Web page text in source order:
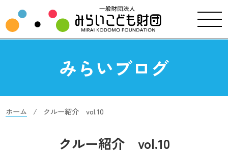
みらいブログ
ホーム クルー紹介 vol.10
クルー紹介 vol.10